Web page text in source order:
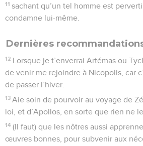
11 sachant qu’un tel homme est
condamne lui-même.
Dernières
12 Lorsque je t’enverrai Artémas ou
de venir me rejoindre à Nicopolis, car
de passer l’hiver.
13 Aie soin de pourvoir au voyage de
loi, et d’Apollos, en sorte que rien ne
14 (Il faut) que les nôtres aussi
œuvres bonnes, pour subvenir aux